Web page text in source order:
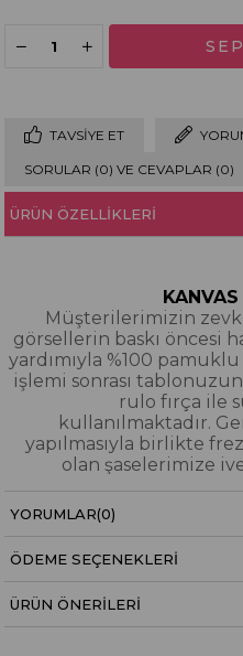
TAVSIYE ET
SORULAR (0) VE CEVAPLAR (0)
ÜRÜN ÖZELLIKLERI
Müşterilerimizin
görsellerin baskı öncesi
yardımıyla %100 pamuklu
işlemi sonrası
rulo fırça ile
kullanılmaktadır.
yapılmasıyla birlikte
olan şaselerimize
paketleyerek
YAĞLI BOYA &
dijital baskı alınıp
eşliğinde boya
YORUMLAR(0)
ÖDEME SEÇENEKLERI
ÜRÜN ÖNERILERI